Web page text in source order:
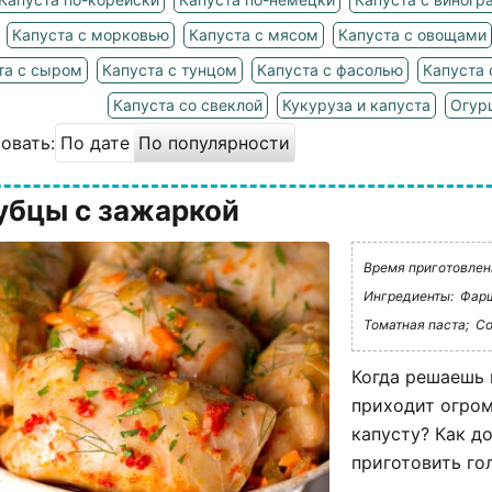
Капуста с морковью
Капуста с мясом
Капуста с овощами
с сыром
Капуста с тунцом Капуста с фасолью
Капуста
Капуста со свеклой
Кукуруза и капуста
По дате По популярности
с зажаркой
Время
Ингредиенты:
Томатная паста;
Когда решаешь
приходит
капусту? Как
приготовить